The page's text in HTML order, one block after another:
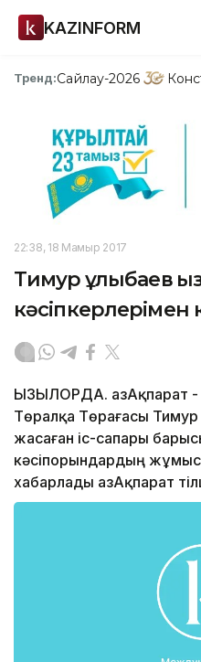
KAZINFORM
Тренд:Сайлау-2026
22:38, 18 Мамыр 2017
Тимур Құлыбаев
кәсіпкерлерімен
ҚЫЗЫЛОРДА. ҚазАқпарат
Төралқа Төрағасы Тимур
жасаған іс-сапары
кәсіпорындардың
хабарлады ҚазАқпарат